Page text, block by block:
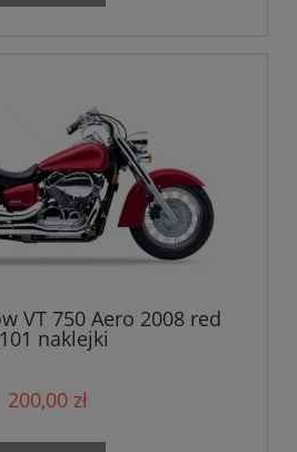
VT 750 Aero 2008 red
naklejki
200,00 zł